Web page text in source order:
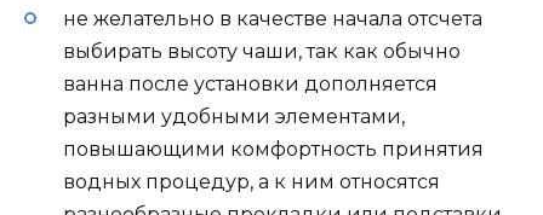
не желательно в качестве начала отсчета
выбирать высоту чаши, так как обычно
ванна после установки дополняется
разными удобными элементами,
повышающими комфортность принятия
водных процедур, а к ним относятся